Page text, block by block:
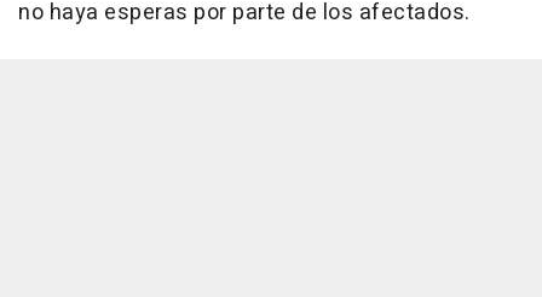
no haya esperas por parte de los afectados.